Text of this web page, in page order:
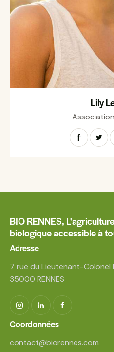
Lily
BIO RENNES, L'agriculture
biologique accessible à
Adresse
7 rue du Lieutenant-Colonel
35000 RENNES
Coordonnées
contact@biorennes.com